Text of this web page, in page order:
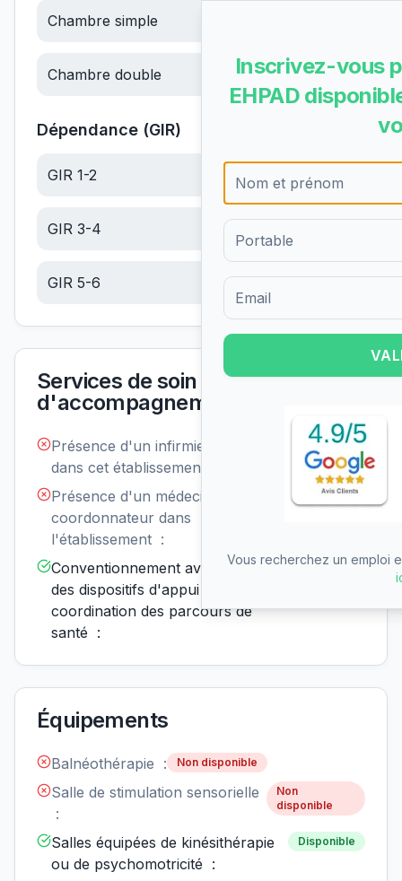
Chambre simple
Chambre double 67.53€/jour
Dépendance (GIR)
GIR 1-2 21.27
GIR 3-4
GIR 5-6 5.72€/jour
Services de soin et
d'accompagnement
Présence d'un infirmier de nuit
dans cet établissement :
Non
disponible
Présence d'un médecin
coordonnateur dans
l'établissement :
disponible
Conventionnement avec un ou
des dispositifs d'appui à la
coordination des parcours de
santé :
Disponible
Équipements
Balnéothérapie : Non disponible
Salle de stimulation sensorielle
:
Non
disponible
Salles équipées de kinésithérapie
ou de psychomotricité :
Disponible
Inscrivez-vous
EHPAD
Formulaire d'inscription pour
Vous recherchez un emploi